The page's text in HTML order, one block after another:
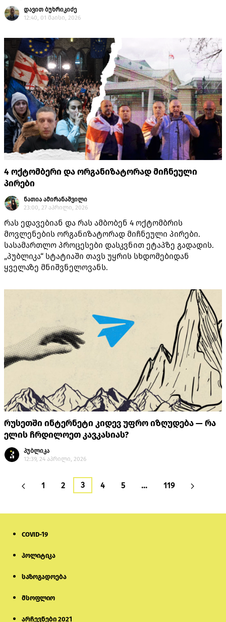
დავით ბუხრიკიძე
12:40, 01 მაისი, 2026
4 ოქტომბერი და ორგანიზატორად მიჩნეული
პირები
ნათია ამირანაშვილი
23:00, 27 აპრილი, 2026
რას ედავებიან და რას ამბობენ 4 ოქტომბრის
მოვლენების ორგანიზატორად მიჩნეული პირები.
სასამართლო პროცესები დასკვნით ეტაპზე გადადის.
„პუბლიკა“ სტატიაში თავს უყრის სხდომებიდან
ყველაზე მნიშვნელოვანს.
რუსეთში ინტერნეტი კიდევ უფრო იზღუდება — რა
ელის ჩრდილოეთ კავკასიას?
პუბლიკა
12:39, 24 აპრილი, 2026
1 2 3 4 5 … 119
COVID-19
პოლიტიკა
საზოგადოება
მსოფლიო
არჩევნები 2021